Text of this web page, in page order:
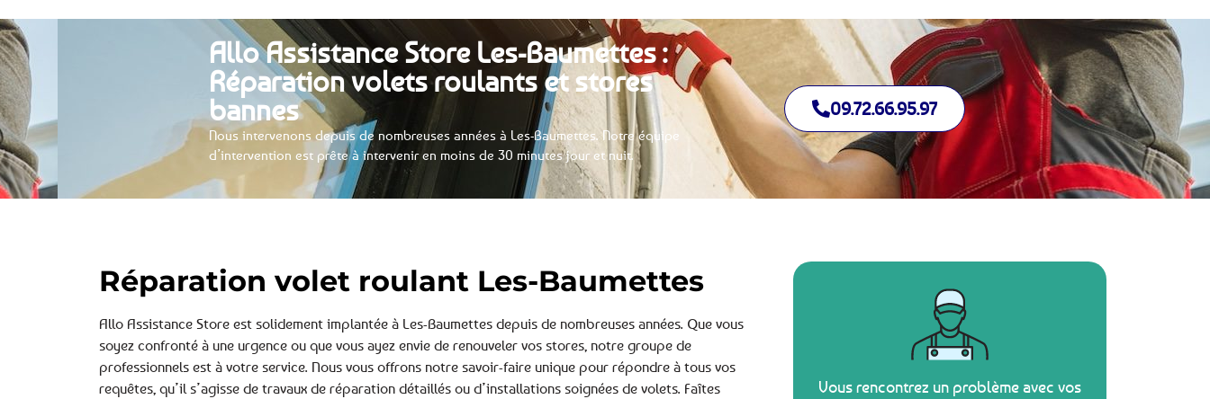
Allo Assistance Store Les-Baumettes :
Réparation volets roulants et stores
bannes
Nous intervenons depuis de nombreuses années à Les-Baumettes. Notre équipe
d’intervention est prête à intervenir en moins de 30 minutes jour et nuit.
09.72.66.95.97
Réparation volet roulant Les-Baumettes
Allo Assistance Store est solidement implantée à Les-Baumettes depuis de nombreuses années. Que vous
soyez confronté à une urgence ou que vous ayez envie de renouveler vos stores, notre groupe de
professionnels est à votre service. Nous vous offrons notre savoir-faire unique pour répondre à tous vos
requêtes, qu’il s’agisse de travaux de réparation détaillés ou d’installations soignées de volets. Faîtes
Vous rencontrez un problème avec vos